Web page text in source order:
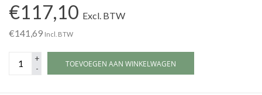
Machines |
Cadeaubonnen &
Relatiegeschenken |
€117,10 Excl. BTW
€141,69 Incl. BTW
+
-
TOEVOEGEN AAN WINKELWAGEN